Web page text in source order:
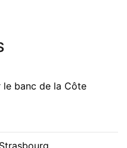
le banc de la Côte